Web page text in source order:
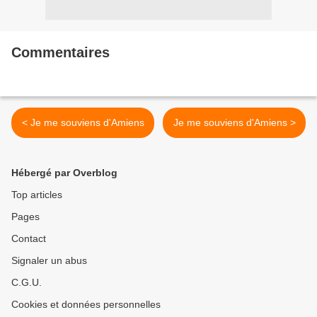
Commentaires
< Je me souviens d'Amiens Je me souviens d'Amiens >
Hébergé par Overblog
Top articles
Pages
Contact
Signaler un abus
C.G.U.
Cookies et données personnelles